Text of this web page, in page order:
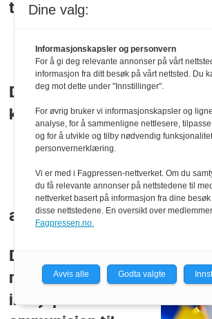
to årene
Den danske stat
kjøper
ammunisjonsfabrikk på
Danmark gir 100
millioner kroner til
innkjøp av
Dine valg:
Informasjonskapsler og personvern
For å gi deg relevante annonser på vårt
informasjon fra ditt besøk på vårt nettsted. Du
deg mot dette under "Innstillinger".
For øvrig bruker vi informasjonskapsler og
analyse, for å sammenligne nettlesere,
og for å utvikle og tilby nødvendig
personvernerklæring.
Vi er med i Fagpressen-nettverket. Om du
du få relevante annonser på nettstedene til
nettverket basert på informasjon fra dine
disse nettstedene. En oversikt over
Fagpressen.no.
Avvis alle Godta valgte